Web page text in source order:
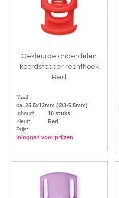
Gekleurde onderdelen
koordstopper rechthoek
Red
Maat:
ca. 25.5x12mm (Ø3-5.5mm)
Inhoud:
10 stuks
Kleur:
Red
Prijs:
Inloggen voor prijzen